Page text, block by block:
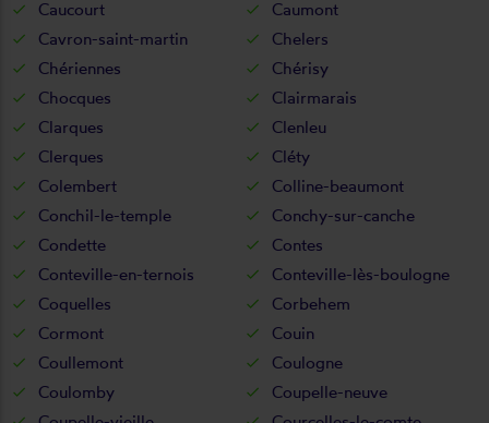
Caucourt
Caumont
Cavron-saint-martin
Chelers
Chériennes
Chérisy
Chocques
Clairmarais
Clarques
Clenleu
Clerques
Cléty
Colembert
Colline-beaumont
Conchil-le-temple
Conchy-sur-canche
Condette
Contes
Conteville-en-ternois
Conteville-lès-boulogne
Coquelles
Corbehem
Cormont
Couin
Coullemont
Coulogne
Coulomby
Coupelle-neuve